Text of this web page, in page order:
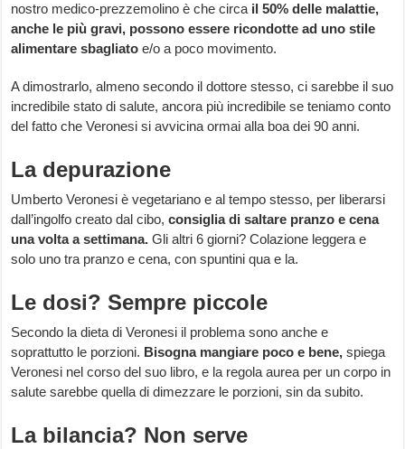
nostro medico-prezzemolino è che circa il 50% delle malattie,
anche le più gravi, possono essere ricondotte ad uno stile
alimentare sbagliato e/o a poco movimento.
A dimostrarlo, almeno secondo il dottore stesso, ci sarebbe il suo
incredibile stato di salute, ancora più incredibile se teniamo conto
del fatto che Veronesi si avvicina ormai alla boa dei 90 anni.
La depurazione
Umberto Veronesi è vegetariano e al tempo stesso, per liberarsi
dall’ingolfo creato dal cibo,consiglia di saltare pranzo e cena
una volta a settimana. Gli altri 6 giorni? Colazione leggera e
solo uno tra pranzo e cena, con spuntini qua e la.
Le dosi? Sempre piccole
Secondo la dieta di Veronesi il problema sono anche e
soprattutto le porzioni. Bisogna mangiare poco e bene, spiega
Veronesi nel corso del suo libro, e la regola aurea per un corpo in
salute sarebbe quella di dimezzare le porzioni, sin da subito.
La bilancia? Non serve